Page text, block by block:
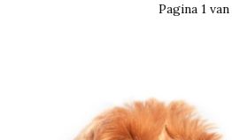
Pagina 1 van